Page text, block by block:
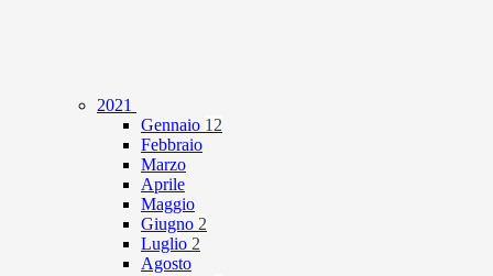
2021
Gennaio 12
Febbraio
Marzo
Aprile
Maggio
Giugno 2
Luglio 2
Agosto